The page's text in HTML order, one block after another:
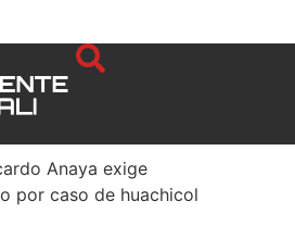
Anaya exige
por caso de huachicol